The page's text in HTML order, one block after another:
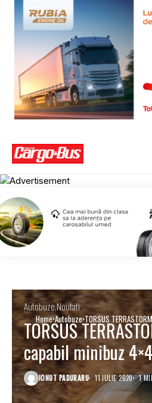
Home Autobuze TORSUS
AutobuzeNoutati
TORSUS
capabil minibuz
IONUT PADURARU 11 IULIE 2020 1